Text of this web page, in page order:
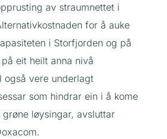
av straumnettet i
for å auke
i Storfjorden og på
eit heilt anna nivå
også vere underlagt
som hindrar ein i å kome
løysingar, avsluttar